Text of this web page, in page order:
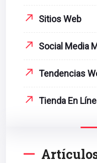
Sitios Web
Social Media
Tendencias
Tienda En